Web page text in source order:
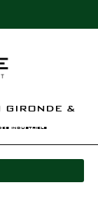
GIRONDE &
industriels